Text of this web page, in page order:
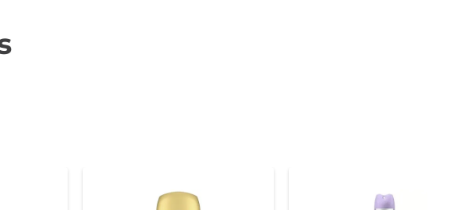
Aerossol proporciona uma sensação de frescor que revigora. A experiência
a pele limpa e seca, mantendo a embalagem a uma distância de cerca de 15